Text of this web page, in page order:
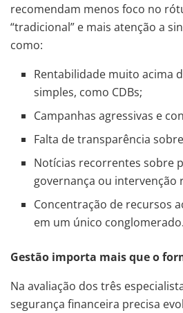
recomendam menos foco no
“tradicional” e mais atenção a
como:
Rentabilidade muito acima
simples, como CDBs;
Campanhas agressivas e
Falta de transparência
Notícias recorrentes sobre
governança ou intervenção
Concentração de recursos
em um único conglomerado.
Gestão importa mais que o
Na avaliação dos três
segurança financeira precisa